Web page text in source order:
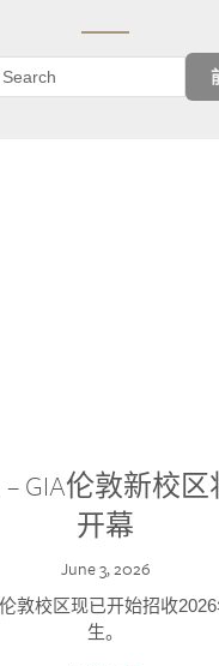
GIA伦敦新校
开幕
June 3, 2026
敦校区现已开始招收
生。